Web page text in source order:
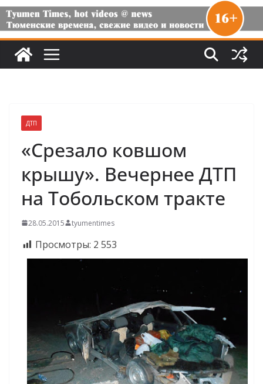
ДТП
«Срезало ковшом
крышу». Вечернее ДТП
на Тобольском тракте
28.05.2015 tyumentimes
Просмотры: 2 553